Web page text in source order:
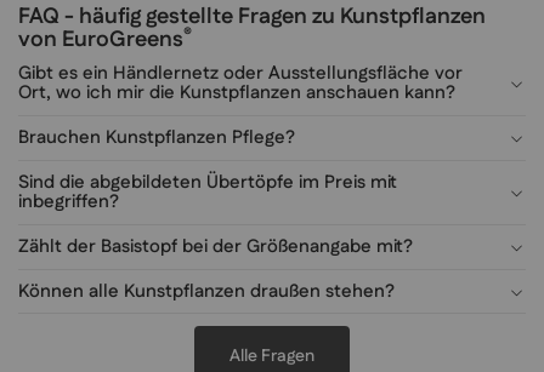
FAQ - häufig gestellte Fragen zu Kunstpflanzen
von EuroGreens®
Gibt es ein Händlernetz oder Ausstellungsfläche vor
Ort, wo ich mir die Kunstpflanzen anschauen kann?
Brauchen Kunstpflanzen Pflege?
Sind die abgebildeten Übertöpfe im Preis mit
inbegriffen?
Zählt der Basistopf bei der Größenangabe mit?
Können alle Kunstpflanzen draußen stehen?
Alle Fragen